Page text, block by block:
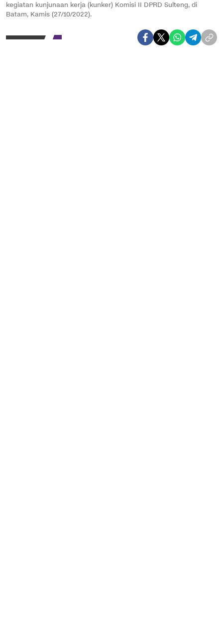
kegiatan kunjunaan kerja (kunker) Komisi II DPRD Sulteng, di
Batam, Kamis (27/10/2022).